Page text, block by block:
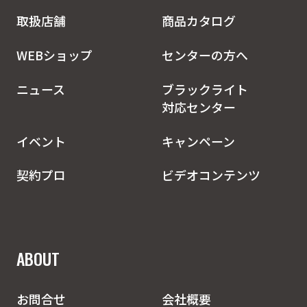
取扱店舗
商品カタログ
WEBショップ
センターの方へ
ニュース
ブラックライト
対応センター
イベント
キャンペーン
契約プロ
ビデオコンテンツ
ABOUT
お問合せ 会社概要